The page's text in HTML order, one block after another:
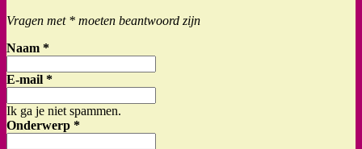
Vragen met * moeten beantwoord zijn
Naam *
E-mail *
Ik ga je niet spammen.
Onderwerp *